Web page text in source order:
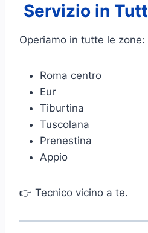
Servizio in
Operiamo in tutte le zone:
Roma centro
Eur
Tiburtina
Tuscolana
Prenestina
Appio
👉 Tecnico vicino a te.